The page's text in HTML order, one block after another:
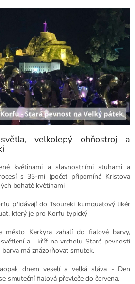
velkolepý ohňostroj a
květinami a slavnostními stuhami a
s 33-mi (počet připomíná Kristova
bohatě květinami
přidávají do Tsoureki kumquatový likér
který je pro Korfu typický
město Kerkyra zahalí do fialové barvy,
a i kříž na vrcholu Staré pevnosti
má znázorňovat smutek.
dnem veselí a velká sláva - Den
smuteční fialová převleče do červena.